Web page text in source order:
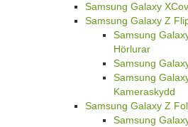
Samsung Galaxy
Samsung Galaxy Z
Samsung
Hörlurar
Samsung
Samsung
Kameraskydd
Samsung Galaxy Z
Samsung